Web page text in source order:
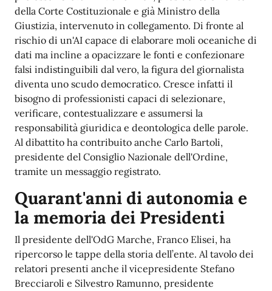
della Corte Costituzionale e già Ministro della
Giustizia, intervenuto in collegamento. Di fronte al
rischio di un'AI capace di elaborare moli oceaniche di
dati ma incline a opacizzare le fonti e confezionare
falsi indistinguibili dal vero, la figura del giornalista
diventa uno scudo democratico. Cresce infatti il
bisogno di professionisti capaci di selezionare,
verificare, contestualizzare e assumersi la
responsabilità giuridica e deontologica delle parole.
Al dibattito ha contribuito anche Carlo Bartoli,
presidente del Consiglio Nazionale dell'Ordine,
tramite un messaggio registrato.
Quarant'anni di autonomia e
la memoria dei Presidenti
Il presidente dell'OdG Marche, Franco Elisei, ha
ripercorso le tappe della storia dell’ente. Al tavolo dei
relatori presenti anche il vicepresidente Stefano
Brecciaroli e Silvestro Ramunno, presidente